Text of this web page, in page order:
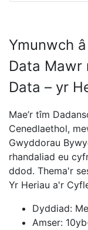
Ymunwch
Data Mawr
Data – yr
Mae’r tîm
Cenedlaethol,
Gwyddorau
rhandaliad eu
ddod. Thema'r
Yr Heriau a'r
Dyddiad:
Amser: